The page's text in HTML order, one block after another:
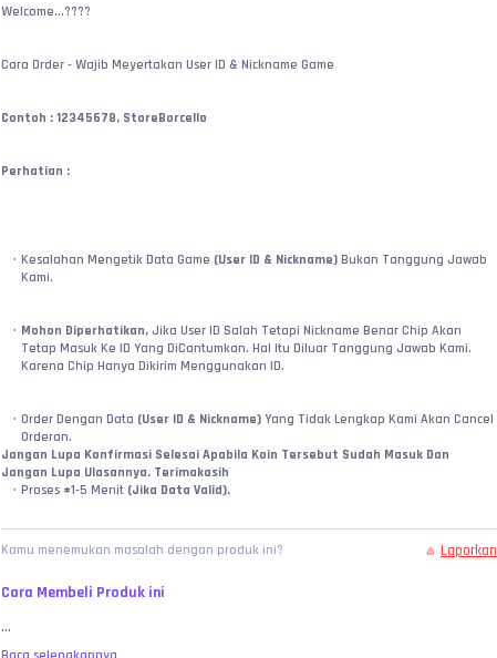
Welcome...????
Cara Order - Wajib Meyertakan User ID & Nickname Game
Contoh : 12345678, StoreBorcello
Perhatian :
Kesalahan Mengetik Data Game (User ID & Nickname) Bukan Tanggung Jawab
Kami.
Mohon Diperhatikan, Jika User ID Salah Tetapi Nickname Benar Chip Akan
Tetap Masuk Ke ID Yang DiCantumkan. Hal Itu Diluar Tanggung Jawab Kami.
Karena Chip Hanya Dikirim Menggunakan ID.
Order Dengan Data (User ID & Nickname) Yang Tidak Lengkap Kami Akan Cancel
Orderan.
Proses ±1-5 Menit (Jika Data Valid).
1 Orderan Hanya Untuk 1 ID Dan Tidak Boleh Dibagi.
Jangan Lupa Konfirmasi Selesai Apabila Koin Tersebut Sudah Masuk Dan
Jangan Lupa Ulasannya. Terimakasih
Kamu menemukan masalah dengan produk ini? Laporkan
Cara Membeli Produk ini
...